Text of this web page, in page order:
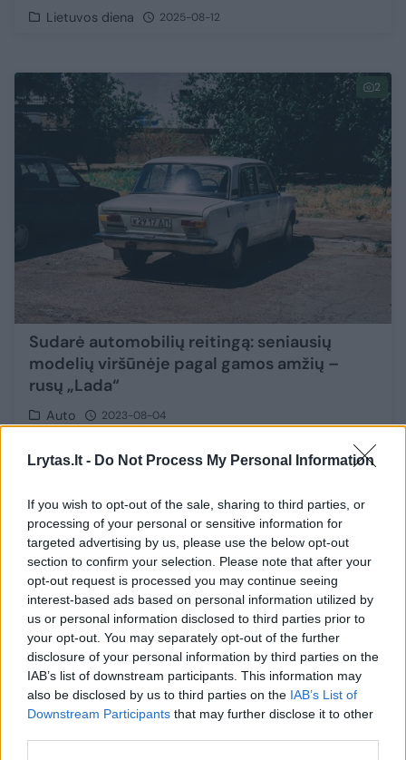
Lrytas.lt - Do Not Process My Personal Information
If you wish to opt-out of the sale, sharing to third parties, or
processing of your personal or sensitive information for
targeted advertising by us, please use the below opt-out
section to confirm your selection. Please note that after your
opt-out request is processed you may continue seeing
interest-based ads based on personal information utilized by
us or personal information disclosed to third parties prior to
your opt-out. You may separately opt-out of the further
disclosure of your personal information by third parties on the
IAB’s list of downstream participants. This information may
also be disclosed by us to third parties on the IAB’s List of
Downstream Participants that may further disclose it to other
Lietuvos diena 2025-08-12
2
Sudarė automobilių reitingą: seniausių
modelių viršūnėje pagal gamos amžių –
rusų „Lada“
Auto 2023-08-04
5
Baltarusijoje – automobilių deficitas,
bandoma išsisukti su rusiškomis mašinomis: